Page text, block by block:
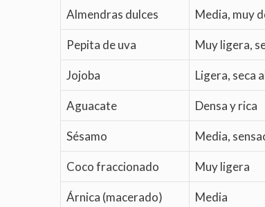
Almendras dulces Media, muy
Pepita de uva Muy ligera,
Jojoba Ligera, seca
Aguacate Densa y rica
Sésamo Media,
Coco fraccionado Muy ligera
Árnica (macerado) Media